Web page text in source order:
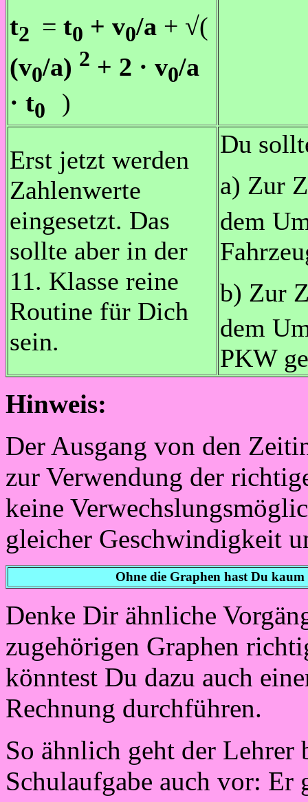
t2 = t0 + v0/a + √(
(v0/a) 2 + 2 · v0/a
· t0 )
Erst jetzt werden
Zahlenwerte
eingesetzt. Das
sollte aber in der
11. Klasse reine
Routine für Dich
sein.
Du
a) Zur
dem
b) Zur
dem
PKW
Hinweis:
Der Ausgang von den
zur Verwendung der
keine
gleicher Geschwindigkeit
Ohne die Graphen hast Du
Denke Dir ähnliche
zugehörigen Graphen
könntest Du dazu auch
Rechnung durchführen.
So ähnlich geht der
Schulaufgabe auch vor: Er